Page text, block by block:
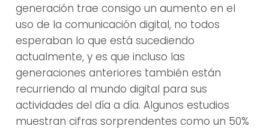
generación trae consigo un aumento en el
uso de la comunicación digital, no todos
esperaban lo que está sucediendo
actualmente, y es que incluso las
generaciones anteriores también están
recurriendo al mundo digital para sus
actividades del día a día. Algunos estudios
muestran cifras sorprendentes como un 50%